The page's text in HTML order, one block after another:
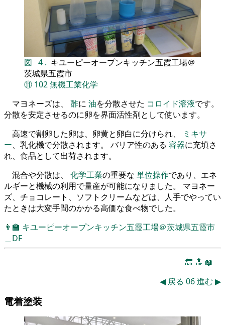
図 4 . キユーピーオープンキッチン五霞工場＠
茨城県五霞市
⑪ 102無機工業化学
マヨネーズは、 酢に 油を分散させた コロイド溶液です。
分散を安定させるのに卵を界面活性剤として使います。
高速で割卵した卵は、卵黄と卵白に分けられ、
ミキサ
ー、乳化機で分散されます。 バリア性のある 容器に充填さ
れ、食品として出荷されます。
混合や分散は、 化学工業の重要な 単位操作であり、エネ
ルギーと機械の利用で量産が可能になりました。 マヨネー
ズ、チョコレート、ソフトクリームなどは、人手でやってい
たときは大変手間のかかる高価な食べ物でした。
👨‍🏫 キユーピーオープンキッチン五霞工場＠茨城県五霞市
＿DF
🔚 🔝 📖
◀ 戻る 06進む ▶
電着塗装